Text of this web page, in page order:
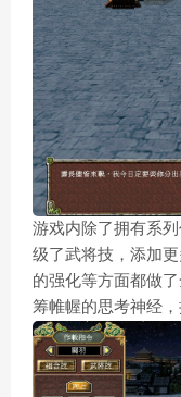
游戏内除了拥有系
级了武将技，添加
的强化等方面都做
筹帷幄的思考神经